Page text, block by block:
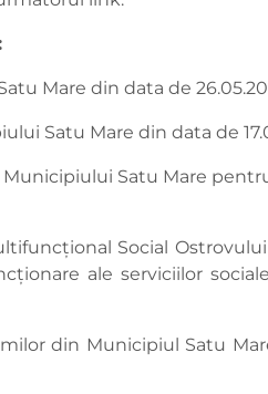
Mare din data de
Satu Mare din data de
Satu Mare
Social
ale serviciilor
din Municipiul Satu